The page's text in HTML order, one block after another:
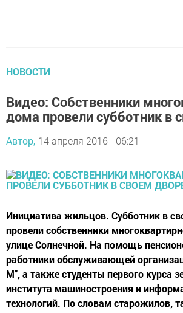
НОВОСТИ
Видео: Собственники
дома провели субботник в
Автор, 14 апреля 2016 - 06:21
Инициатива жильцов. Субботник в
провели собственники
улице Солнечной. На помощь
работники обслуживающей
М", а также студенты первого курса
института машиностроения и
технологий. По словам старожилов,